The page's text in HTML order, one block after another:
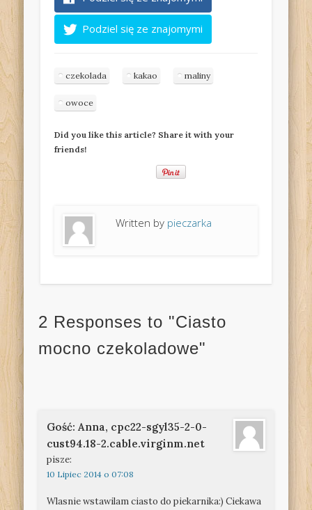
Podziel się ze znajomymi
czekolada kakao maliny
owoce
Did you like this article? Share it with your
friends!
Written by pieczarka
2 Responses to "Ciasto
mocno czekoladowe"
Gość: Anna, cpc22-sgyl35-2-0-
cust94.18-2.cable.virginm.net
pisze:
10 Lipiec 2014 o 07:08
Wlasnie wstawilam ciasto do piekarnika:) Ciekawa